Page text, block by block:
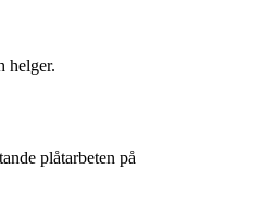
helger.
plåtarbeten på